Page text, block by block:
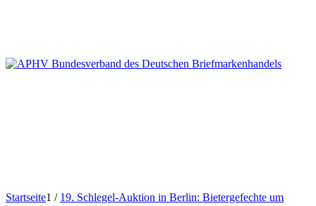
Startseite1 / 19. Schlegel-Auktion in Berlin: Bietergefechte um